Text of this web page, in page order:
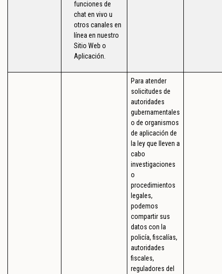
funciones de
chat en vivo u
otros canales en
línea en nuestro
Sitio Web o
Aplicación.
Para atender
solicitudes de
autoridades
gubernamentales
o de organismos
de aplicación de
la ley que lleven a
cabo
investigaciones
o
procedimientos
legales,
podemos
compartir sus
datos con la
policía, fiscalías,
autoridades
fiscales,
reguladores del